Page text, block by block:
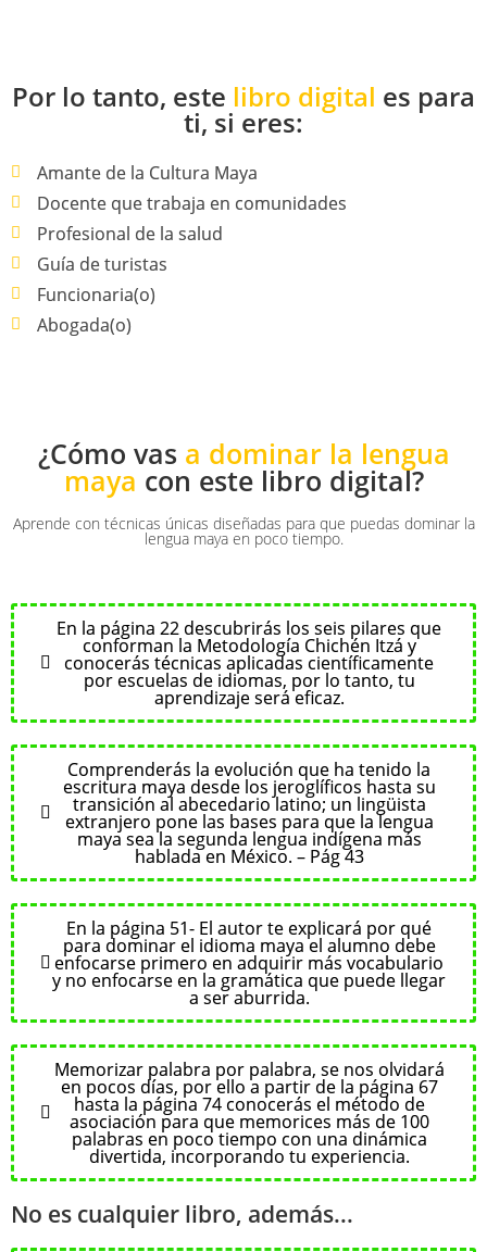
Por lo tanto, este libro digital es para
ti, si eres:
Amante de la Cultura Maya
Docente que trabaja en comunidades
Profesional de la salud
Guía de turistas
Funcionaria(o)
Abogada(o)
¿Cómo vas a dominar la lengua
maya con este libro digital?
Aprende con técnicas únicas diseñadas para que puedas dominar la
lengua maya en poco tiempo.
En la página 22 descubrirás los seis pilares que
conforman la Metodología Chichén Itzá y
conocerás técnicas aplicadas científicamente
por escuelas de idiomas, por lo tanto, tu
aprendizaje será eficaz.
Comprenderás la evolución que ha tenido la
escritura maya desde los jeroglíficos hasta su
transición al abecedario latino; un lingüista
extranjero pone las bases para que la lengua
maya sea la segunda lengua indígena más
hablada en México. – Pág 43
En la página 51- El autor te explicará por qué
para dominar el idioma maya el alumno debe
enfocarse primero en adquirir más vocabulario
y no enfocarse en la gramática que puede llegar
a ser aburrida.
Memorizar palabra por palabra, se nos olvidará
en pocos días, por ello a partir de la página 67
hasta la página 74 conocerás el método de
asociación para que memorices más de 100
palabras en poco tiempo con una dinámica
divertida, incorporando tu experiencia.
No es cualquier libro, además...